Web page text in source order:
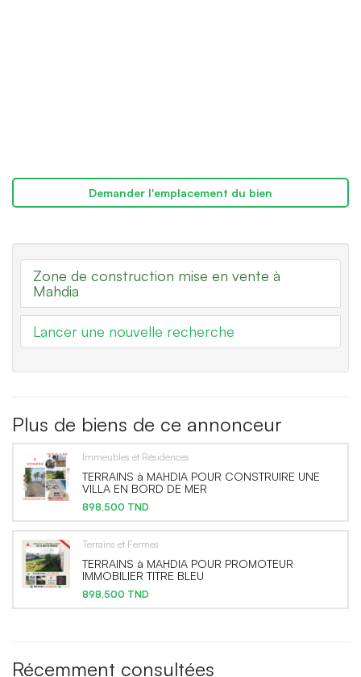
Demander l'emplacement du bien
Zone de construction mise en vente à
Mahdia
Lancer une nouvelle recherche
Plus de biens de ce annonceur
Immeubles et Résidences
TERRAINS à MAHDIA POUR CONSTRUIRE UNE
VILLA EN BORD DE MER
898,500 TND
Terrains et Fermes
TERRAINS à MAHDIA POUR PROMOTEUR
IMMOBILIER TITRE BLEU
898,500 TND
Récemment consultées